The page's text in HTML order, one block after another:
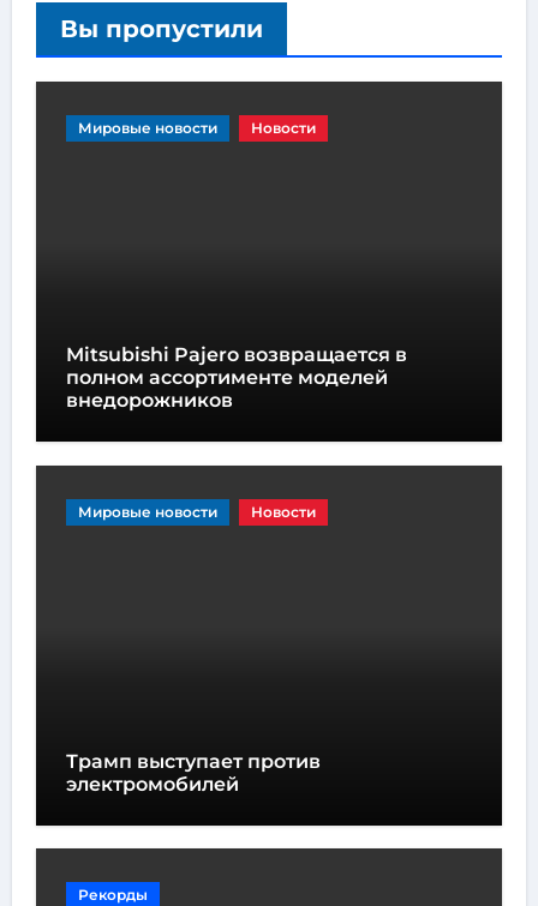
Вы пропустили
Мировые новости Новости
Mitsubishi Pajero возвращается в
полном ассортименте моделей
внедорожников
Мировые новости Новости
Трамп выступает против
электромобилей
Рекорды